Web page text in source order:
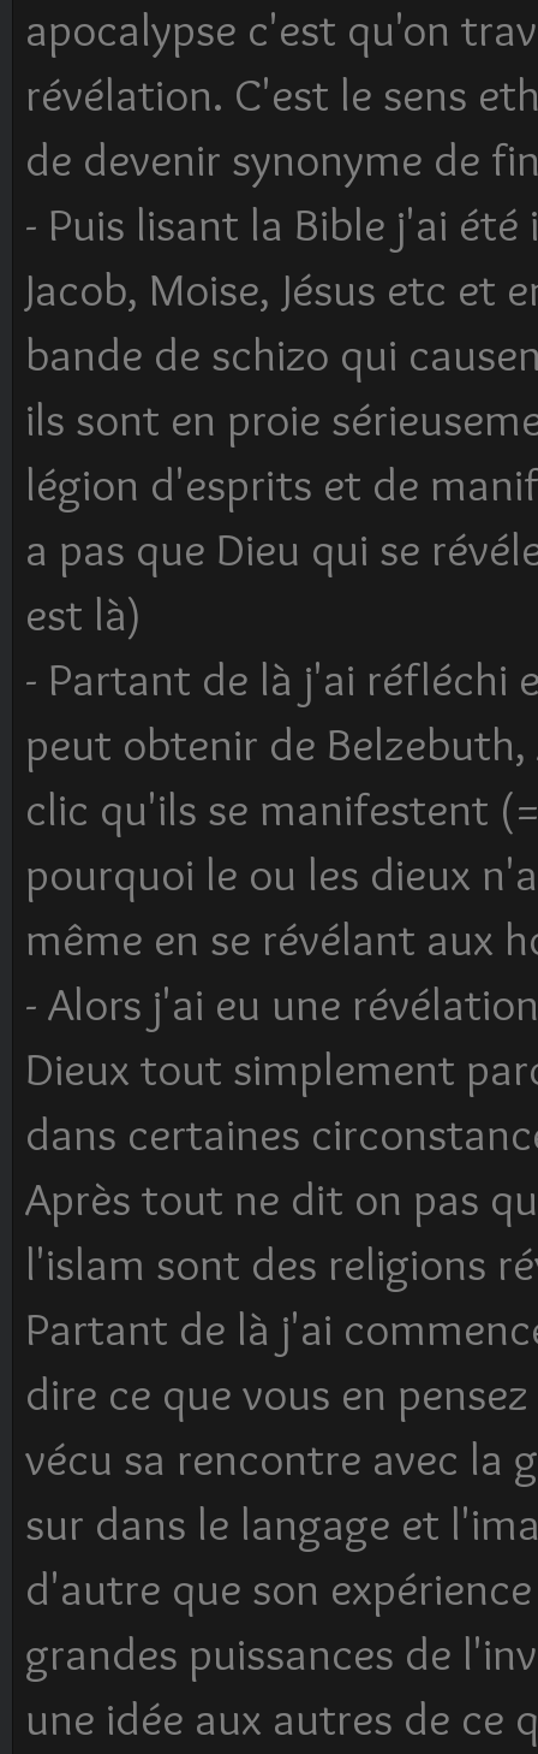
apocalypse c'est qu'on
révélation. C'est le sens
de devenir synonyme de
- Puis lisant la Bible j'ai
Jacob, Moise, Jésus etc
bande de schizo qui
ils sont en proie
légion d'esprits et de
a pas que Dieu qui se
est là)
- Partant de là j'ai réfléchi
peut obtenir de
clic qu'ils se manifestent
pourquoi le ou les dieux
même en se révélant aux
- Alors j'ai eu une
Dieux tout simplement
dans certaines
Après tout ne dit on pas
l'islam sont des religions
Partant de là j'ai
dire ce que vous en
vécu sa rencontre avec la
sur dans le langage et
d'autre que son
grandes puissances de
une idée aux autres de ce